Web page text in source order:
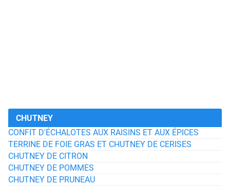
CHUTNEY
CONFIT D'ÉCHALOTES AUX RAISINS ET AUX ÉPICES
TERRINE DE FOIE GRAS ET CHUTNEY DE CERISES
CHUTNEY DE CITRON
CHUTNEY DE POMMES
CHUTNEY DE PRUNEAU